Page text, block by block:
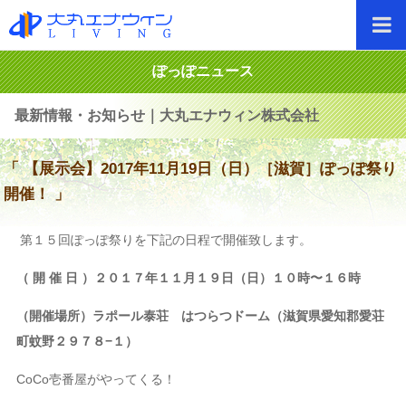
ぽっぽニュース
最新情報・お知らせ｜大丸エナウィン株式会社
「 【展示会】2017年11月19日（日）［滋賀］ぽっぽ祭り
開催！ 」
第１５回ぽっぽ祭りを下記の日程で開催致します。
（ 開 催 日 ）２０１７年１１月１９日（日）１０時〜１６時
（開催場所）ラポール泰荘 はつらつドーム（滋賀県愛知郡愛荘
町蚊野２９７８−１）
CoCo壱番屋がやってくる！